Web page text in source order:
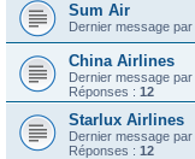
Sum Air
Dernier message par
China Airlines
Dernier message par
Réponses : 12
Starlux Airlines
Dernier message par
Réponses : 12